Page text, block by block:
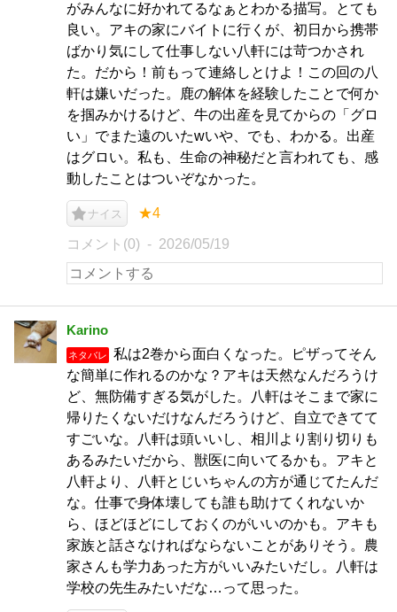
がみんなに好かれてるなぁとわかる描写。とても
良い。アキの家にバイトに行くが、初日から携帯
ばかり気にして仕事しない八軒には苛つかされ
た。だから！前もって連絡しとけよ！この回の八
軒は嫌いだった。鹿の解体を経験したことで何か
を掴みかけるけど、牛の出産を見てからの「グロ
い」でまた遠のいたwいや、でも、わかる。出産
はグロい。私も、生命の神秘だと言われても、感
動したことはついぞなかった。
ナイス ★4
コメント(0) 2026/05/19
Karino
ネタバレ
私は2巻から面白くなった。ピザってそん
な簡単に作れるのかな？アキは天然なんだろうけ
ど、無防備すぎる気がした。八軒はそこまで家に
帰りたくないだけなんだろうけど、自立できてて
すごいな。八軒は頭いいし、相川より割り切りも
あるみたいだから、獣医に向いてるかも。アキと
八軒より、八軒とじいちゃんの方が通じてたんだ
な。仕事で身体壊しても誰も助けてくれないか
ら、ほどほどにしておくのがいいのかも。アキも
家族と話さなければならないことがありそう。農
家さんも学力あった方がいいみたいだし。八軒は
学校の先生みたいだな…って思った。